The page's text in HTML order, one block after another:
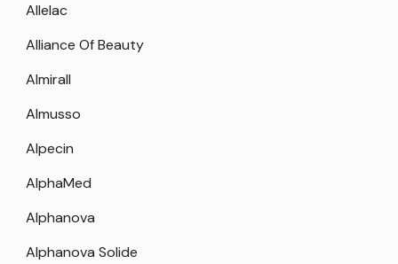
Allelac
Alliance Of Beauty
Almirall
Almusso
Alpecin
AlphaMed
Alphanova
Alphanova Solide